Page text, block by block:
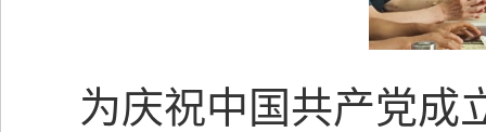
为庆祝中国共产党成